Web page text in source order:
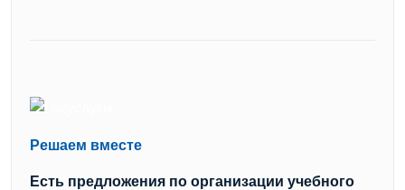
Решаем вместе
Есть предложения по организации учебного